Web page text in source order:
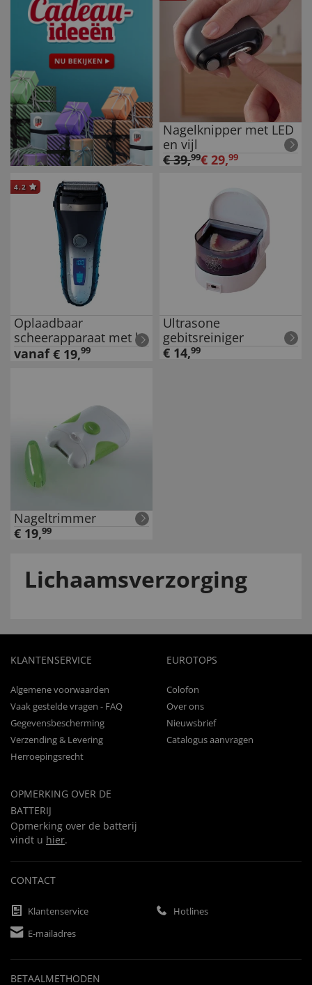
Nagelknipper met LED
en vijl
€39,99€ 29,99
4.2
Oplaadbaar
scheerapparaat met lc-
scherm
vanaf € 19,99
Ultrasone
gebitsreiniger
€ 14,99
Nageltrimmer
€ 19,99
Lichaamsverzorging
KLANTENSERVICE
Algemene voorwaarden
Vaak gestelde vragen - FAQ
Gegevensbescherming
Verzending & Levering
Herroepingsrecht
OPMERKING OVER DE
BATTERIJ
Opmerking over de batterij
vindt u hier.
EUROTOPS
Colofon
Over ons
Nieuwsbrief
Catalogus aanvragen
CONTACT
Klantenservice
Hotlines
E-mailadres
BETAALMETHODEN